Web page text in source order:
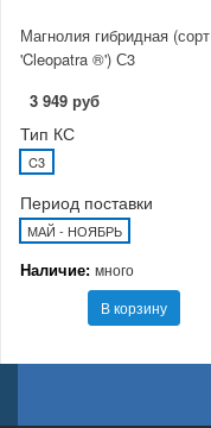
Магнолия гибридная (сорт
'Cleopatra ®') С3
3 949 руб
Тип КС
C3
Период поставки
МАЙ - НОЯБРЬ
Наличие: много
В корзину